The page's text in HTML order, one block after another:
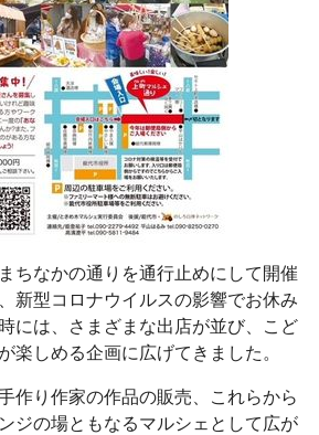
ちなかの通りを通行止めにして開催
新型コロナウイルスの影響でお休み
には、さまざまな出店が並び、こど
楽しめる企画に広げてきました。
作り作家の作品の販売、これらから
ジの場ともなるマルシェとして広が